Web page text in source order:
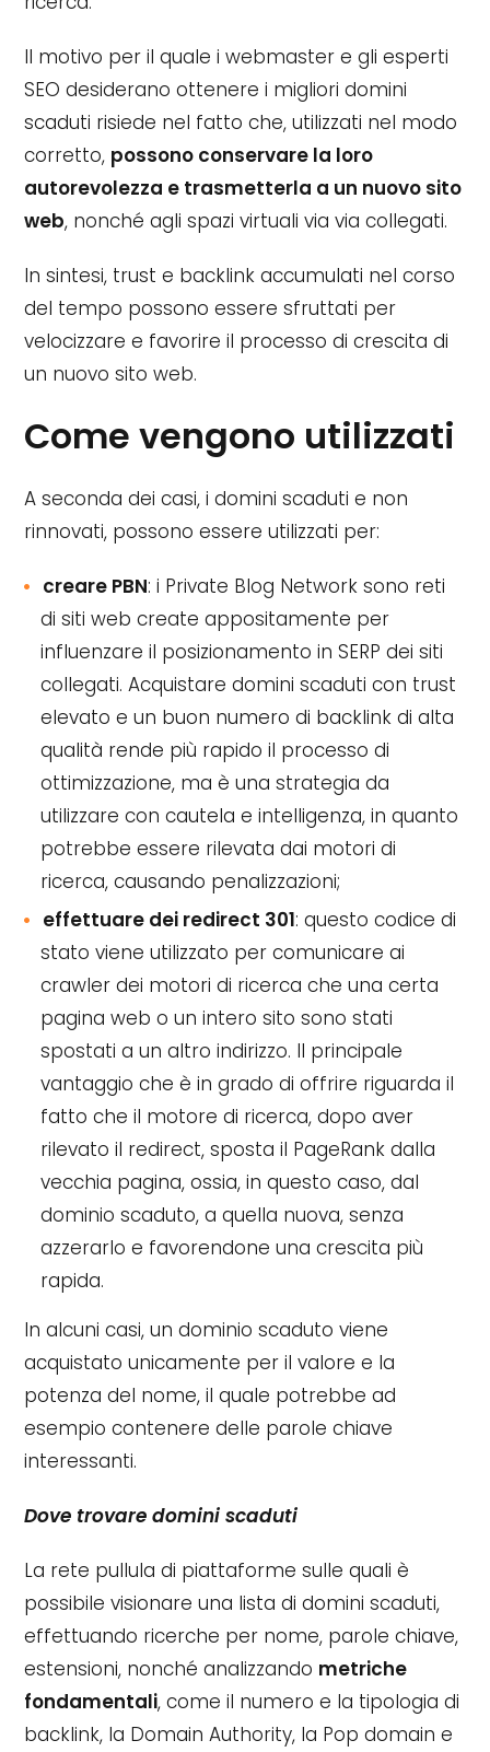
Il motivo per il quale i webmaster e gli esperti
SEO desiderano ottenere i migliori domini
scaduti risiede nel fatto che, utilizzati nel modo
corretto, possono conservare la loro
autorevolezza e trasmetterla a un nuovo sito
web, nonché agli spazi virtuali via via collegati.
In sintesi, trust e backlink accumulati nel corso
del tempo possono essere sfruttati per
velocizzare e favorire il processo di crescita di
un nuovo sito web.
Come vengono utilizzati
A seconda dei casi, i domini scaduti e non
rinnovati, possono essere utilizzati per:
creare PBN: i Private Blog Network sono reti
di siti web create appositamente per
influenzare il posizionamento in SERP dei siti
collegati. Acquistare domini scaduti con trust
elevato e un buon numero di backlink di alta
qualità rende più rapido il processo di
ottimizzazione, ma è una strategia da
utilizzare con cautela e intelligenza, in quanto
potrebbe essere rilevata dai motori di
ricerca, causando penalizzazioni;
effettuare dei redirect 301: questo codice di
stato viene utilizzato per comunicare ai
crawler dei motori di ricerca che una certa
pagina web o un intero sito sono stati
spostati a un altro indirizzo. Il principale
vantaggio che è in grado di offrire riguarda il
fatto che il motore di ricerca, dopo aver
rilevato il redirect, sposta il PageRank dalla
vecchia pagina, ossia, in questo caso, dal
dominio scaduto, a quella nuova, senza
azzerarlo e favorendone una crescita più
rapida.
In alcuni casi, un dominio scaduto viene
acquistato unicamente per il valore e la
potenza del nome, il quale potrebbe ad
esempio contenere delle parole chiave
interessanti.
Dove trovare domini scaduti
La rete pullula di piattaforme sulle quali è
possibile visionare una lista di domini scaduti,
effettuando ricerche per nome, parole chiave,
estensioni, nonché analizzando metriche
fondamentali, come il numero e la tipologia di
backlink, la Domain Authority, la Pop domain e